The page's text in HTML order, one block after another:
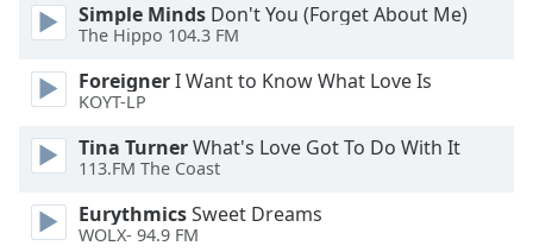
dialog
window.
Escape
and
close
window.
Simple Minds Don't You (Forget About Me)
The Hippo 104.3 FM
ForeignerI Want to Know What Love Is
KOYT-LP
Tina TurnerWhat's Love Got To Do With It
113.FM The Coast
EurythmicsSweet Dreams
WOLX- 94.9 FM